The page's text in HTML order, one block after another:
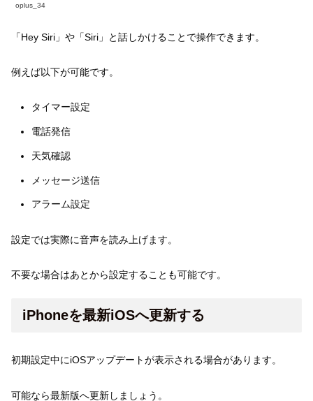
oplus_34
「Hey Siri」や「Siri」と話しかけることで操作できます。
例えば以下が可能です。
タイマー設定
電話発信
天気確認
メッセージ送信
アラーム設定
設定では実際に音声を読み上げます。
不要な場合はあとから設定することも可能です。
iPhoneを最新iOSへ更新する
初期設定中にiOSアップデートが表示される場合があります。
可能なら最新版へ更新しましょう。